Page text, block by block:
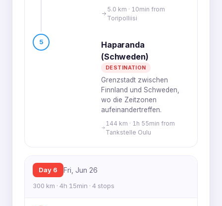
5.0 km · 10min from
Toripolliisi
5
Haparanda
(Schweden)
DESTINATION
Grenzstadt zwischen
Finnland und Schweden,
wo die Zeitzonen
aufeinandertreffen.
144 km · 1h 55min from
Tankstelle Oulu
Day 6 Fri, Jun 26
300 km · 4h 15min · 4 stops